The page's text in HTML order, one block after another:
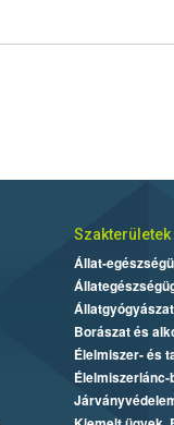
Szakterületek
Állat-
Borászat és
Élelmiszer- és